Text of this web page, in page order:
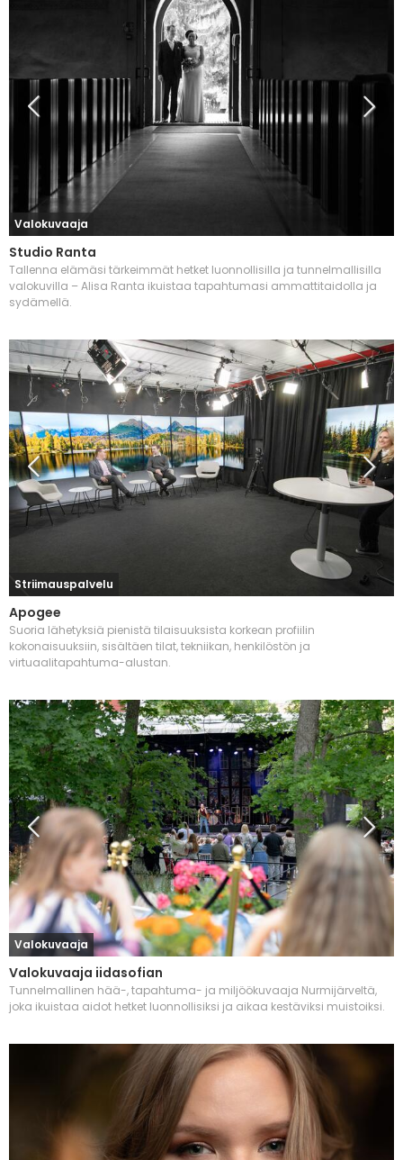
Valokuvaaja
Studio Ranta
Tallenna elämäsi tärkeimmät hetket luonnollisilla ja tunnelmallisilla
valokuvilla – Alisa Ranta ikuistaa tapahtumasi ammattitaidolla ja
sydämellä.
Striimauspalvelu
Apogee
Suoria lähetyksiä pienistä tilaisuuksista korkean profiilin
kokonaisuuksiin, sisältäen tilat, tekniikan, henkilöstön ja
virtuaalitapahtuma-alustan.
Valokuvaaja
Valokuvaaja iidasofian
Tunnelmallinen hää-, tapahtuma- ja miljöökuvaaja Nurmijärveltä,
joka ikuistaa aidot hetket luonnollisiksi ja aikaa kestäviksi muistoiksi.